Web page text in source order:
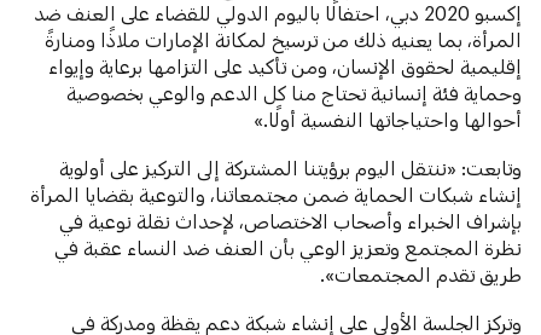
إكسبو 2020 دبي، احتفالًا باليوم الدولي للقضاء على العنف ضد
المرأة، بما يعنيه ذلك من ترسيخ لمكانة الإمارات ملاذًا ومنارةً
إقليمية لحقوق الإنسان، ومن تأكيد على التزامها برعاية وإيواء
وحماية فئة إنسانية تحتاج منا كل الدعم والوعي بخصوصية
أحوالها واحتياجاتها النفسية أولًا.»
وتابعت: «ننتقل اليوم برؤيتنا المشتركة إلى التركيز على أولوية
إنشاء شبكات الحماية ضمن مجتمعاتنا، والتوعية بقضايا المرأة
بإشراف الخبراء وأصحاب الاختصاص، لإحداث نقلة نوعية في
نظرة المجتمع وتعزيز الوعي بأن العنف ضد النساء عقبة في
طريق تقدم المجتمعات».
وتركز الجلسة الأولى على إنشاء شبكة دعم يقظة ومدركة في